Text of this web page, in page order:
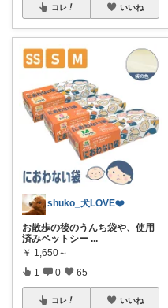
コレ いいね
shuko_犬LOVE❤️
お散歩の後のうんち袋や、使用
済みペットシー ...
￥ 1,650～
1 0 65
コレ いいね